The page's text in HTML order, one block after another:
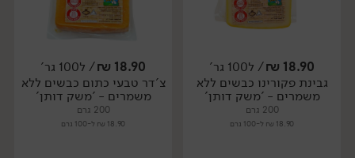
יח׳ יח׳
18.90
₪/ ל100 גר'
גבינת פקורינו כבשים ללא
משמרים - 'משק דותן'
200 גרם
18.90 ₪ ל-100 גרם
18.90
₪/ ל100 גר'
צ'דר טבעי כתום כבשים ללא
משמרים - 'משק דותן'
200 גרם
18.90 ₪ ל-100 גרם